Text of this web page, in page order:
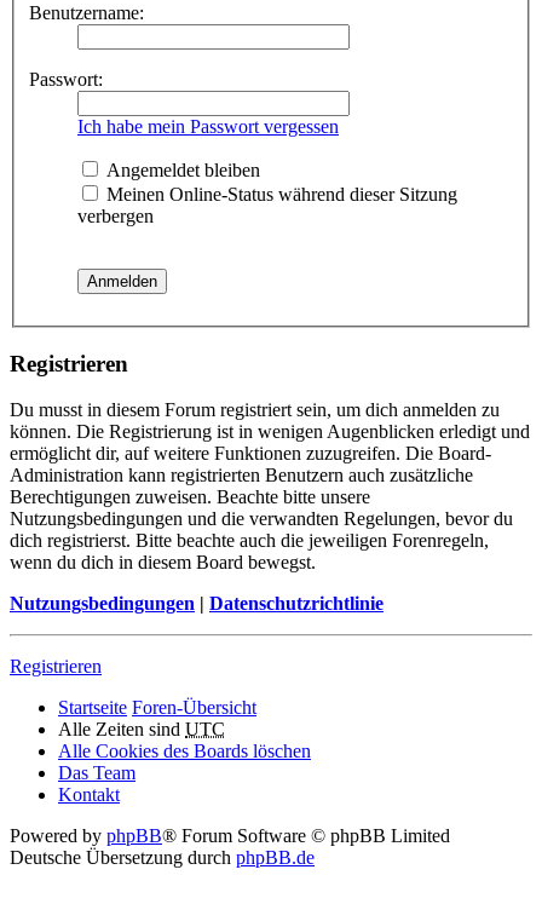
Benutzername:
Passwort:
Ich habe mein Passwort vergessen
Angemeldet bleiben
Meinen Online-Status während dieser Sitzung
verbergen
Registrieren
Du musst in diesem Forum registriert sein, um dich anmelden zu
können. Die Registrierung ist in wenigen Augenblicken erledigt und
ermöglicht dir, auf weitere Funktionen zuzugreifen. Die Board-
Administration kann registrierten Benutzern auch zusätzliche
Berechtigungen zuweisen. Beachte bitte unsere
Nutzungsbedingungen und die verwandten Regelungen, bevor du
dich registrierst. Bitte beachte auch die jeweiligen Forenregeln,
wenn du dich in diesem Board bewegst.
Nutzungsbedingungen | Datenschutzrichtlinie
Registrieren
Startseite Foren-Übersicht
Alle Zeiten sind UTC
Alle Cookies des Boards löschen
Das Team
Kontakt
Powered by phpBB® Forum Software © phpBB Limited
Deutsche Übersetzung durch phpBB.de